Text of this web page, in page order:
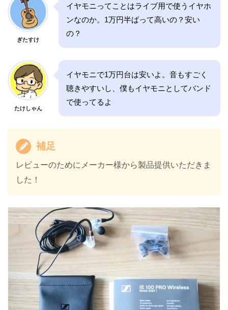
ぎたすけ
イヤモニってことはライブ用で使うイヤホ
ンなのか。1万円半ばって高いの？安い
の？
たけしゃん
イヤモニで1万円台は安いよ。音もすごく
聴きやすいし、僕もイヤモニとしてバンド
で使ってるよ
補足
レビューのためにメーカー様から製品提供いただきま
した！